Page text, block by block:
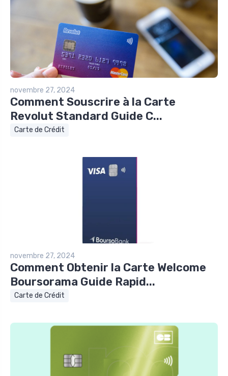
novembre 27, 2024
Comment Souscrire à la Carte
Revolut Standard Guide C...
Carte de Crédit
novembre 27, 2024
Comment Obtenir la Carte Welcome
Boursorama Guide Rapid...
Carte de Crédit